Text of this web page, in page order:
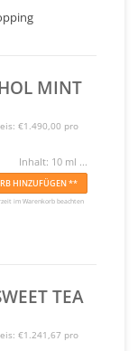
MINT
€1.490,00 pro
Inhalt: 10 ml ...
HINZUFÜGEN **
im Warenkorb beachten
TEA
€1.241,67 pro